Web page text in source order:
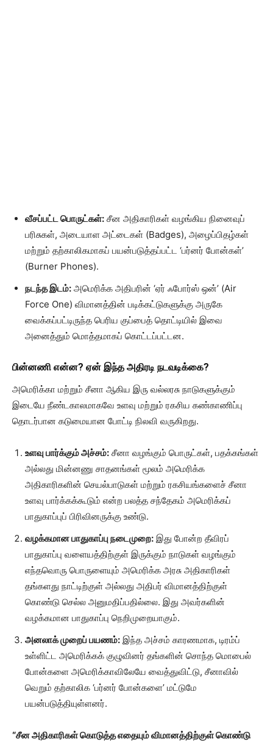
வீசப்பட்ட பொருட்கள்: சீன அதிகாரிகள் வழங்கிய நினைவுப்
பரிசுகள், அடையாள அட்டைகள் (Badges), அழைப்பிதழ்கள்
மற்றும் தற்காலிகமாகப் பயன்படுத்தப்பட்ட ‘பர்னர் போன்கள்’
(Burner Phones).
நடந்த இடம்: அமெரிக்க அதிபரின் ‘ஏர் ஃபோர்ஸ் ஒன்’ (Air
Force One) விமானத்தின் படிக்கட்டுகளுக்கு அருகே
வைக்கப்பட்டிருந்த பெரிய குப்பைத் தொட்டியில் இவை
அனைத்தும் மொத்தமாகப் கொட்டப்பட்டன.
பின்னணி என்ன? ஏன் இந்த அதிரடி நடவடிக்கை?
அமெரிக்கா மற்றும் சீனா ஆகிய இரு வல்லரசு நாடுகளுக்கும்
இடையே நீண்டகாலமாகவே உளவு மற்றும் ரகசிய கண்காணிப்பு
தொடர்பான கடுமையான போட்டி நிலவி வருகிறது.
உளவு பார்க்கும் அச்சம்: சீனா வழங்கும் பொருட்கள், பதக்கங்கள்
அல்லது மின்னணு சாதனங்கள் மூலம் அமெரிக்க
அதிகாரிகளின் செயல்பாடுகள் மற்றும் ரகசியங்களைச் சீனா
உளவு பார்க்கக்கூடும் என்ற பலத்த சந்தேகம் அமெரிக்கப்
பாதுகாப்புப் பிரிவினருக்கு உண்டு.
வழக்கமான பாதுகாப்பு நடைமுறை: இது போன்ற தீவிரப்
பாதுகாப்பு வளையத்திற்குள் இருக்கும் நாடுகள் வழங்கும்
எந்தவொரு பொருளையும் அமெரிக்க அரசு அதிகாரிகள்
தங்களது நாட்டிற்குள் அல்லது அதிபர் விமானத்திற்குள்
கொண்டு செல்ல அனுமதிப்பதில்லை. இது அவர்களின்
வழக்கமான பாதுகாப்பு நெறிமுறையாகும்.
அனலாக் முறைப் பயணம்: இந்த அச்சம் காரணமாக, டிரம்ப்
உள்ளிட்ட அமெரிக்கக் குழுவினர் தங்களின் சொந்த மொபைல்
போன்களை அமெரிக்காவிலேயே வைத்துவிட்டு, சீனாவில்
வெறும் தற்காலிக ‘பர்னர் போன்களை’ மட்டுமே
பயன்படுத்தியுள்ளனர்.
“சீன அதிகாரிகள் கொடுத்த எதையும் விமானத்திற்குள் கொண்டு